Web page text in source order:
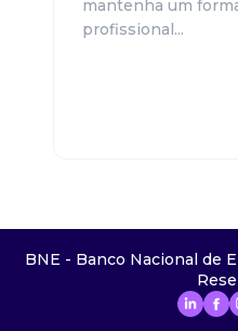
mantenha um
profissional...
BNE - Banco Nacional de